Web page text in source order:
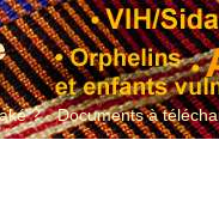
? Documents à